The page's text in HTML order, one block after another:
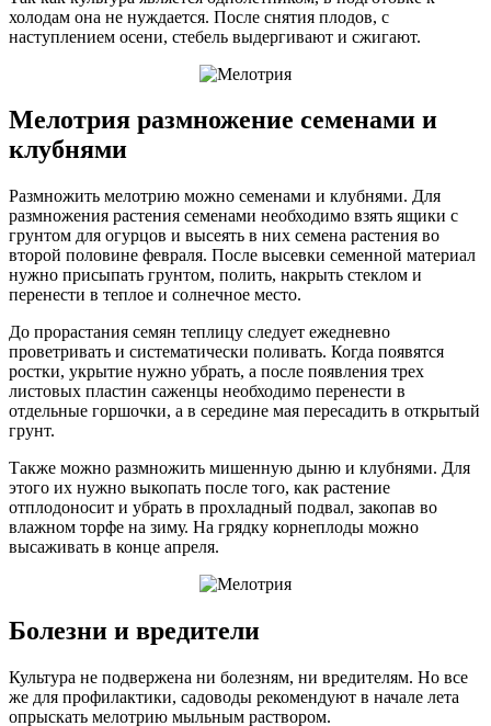
холодам она не нуждается. После снятия плодов, с
наступлением осени, стебель выдергивают и сжигают.
Мелотрия размножение семенами и
клубнями
Размножить мелотрию можно семенами и клубнями. Для
размножения растения семенами необходимо взять ящики с
грунтом для огурцов и высеять в них семена растения во
второй половине февраля. После высевки семенной материал
нужно присыпать грунтом, полить, накрыть стеклом и
перенести в теплое и солнечное место.
До прорастания семян теплицу следует ежедневно
проветривать и систематически поливать. Когда появятся
ростки, укрытие нужно убрать, а после появления трех
листовых пластин саженцы необходимо перенести в
отдельные горшочки, а в середине мая пересадить в открытый
грунт.
Также можно размножить мишенную дыню и клубнями. Для
этого их нужно выкопать после того, как растение
отплодоносит и убрать в прохладный подвал, закопав во
влажном торфе на зиму. На грядку корнеплоды можно
высаживать в конце апреля.
Болезни и вредители
Культура не подвержена ни болезням, ни вредителям. Но все
же для профилактики, садоводы рекомендуют в начале лета
опрыскать мелотрию мыльным раствором.